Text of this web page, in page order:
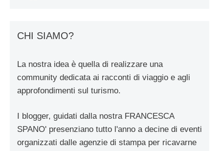
CHI SIAMO?
La nostra idea è quella di realizzare una
community dedicata ai racconti di viaggio e agli
approfondimenti sul turismo.
I blogger, guidati dalla nostra FRANCESCA
SPANO' presenziano tutto l'anno a decine di eventi
organizzati dalle agenzie di stampa per ricavarne